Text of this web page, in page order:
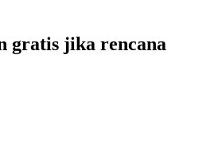
gratis jika rencana